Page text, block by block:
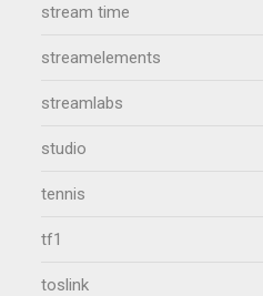
stream time
streamelements
streamlabs
studio
tennis
tf1
toslink